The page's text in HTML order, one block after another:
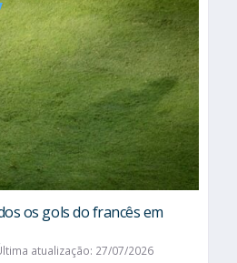
os gols do francês em
atualização: 27/07/2026